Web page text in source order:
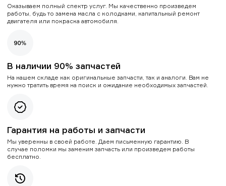
Оказываем полный спектр услуг. Мы качественно произведем
работы, будь то замена масла с колодками, капитальный ремонт
двигателя или покраска автомобиля.
В наличии 90% запчастей
На нашем складе как оригинальные запчасти, так и аналоги. Вам не
нужно тратить время на поиск и ожидание необходимых запчастей.
Гарантия на работы и запчасти
Мы уверенны в своей работе. Даем письменную гарантию. В
случае поломки мы заменим запчасть или произведем работы
бесплатно.